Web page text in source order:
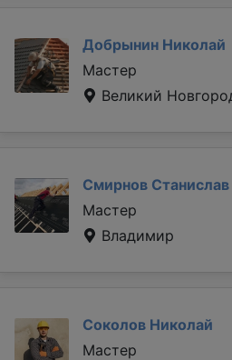
Добрынин Николай
Мастер
Великий
Смирнов Станислав
Мастер
Владимир
Соколов Николай
Мастер